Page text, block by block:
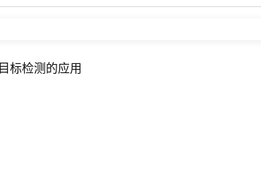
标检测的应用